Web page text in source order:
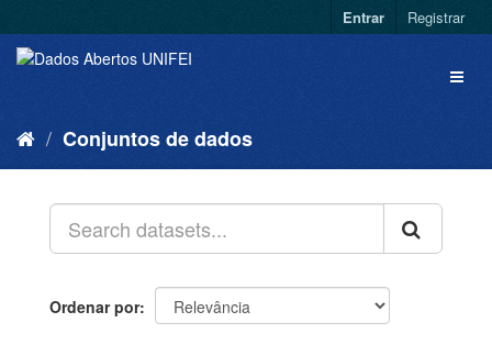
Entrar Registrar
Conjuntos de dados
Ordenar por